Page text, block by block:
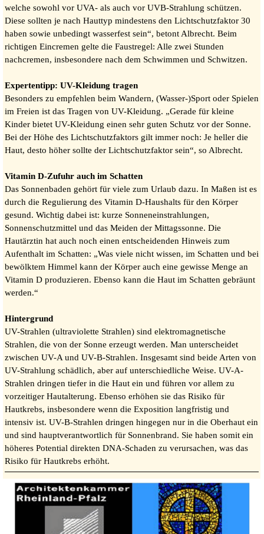
welche sowohl vor UVA- als auch vor UVB-Strahlung schützen.
Diese sollten je nach Hauttyp mindestens den Lichtschutzfaktor 30
haben sowie unbedingt wasserfest sein“, betont Albrecht. Beim
richtigen Eincremen gelte die Faustregel: Alle zwei Stunden
nachcremen, insbesondere nach dem Schwimmen und Schwitzen.
Expertentipp: UV-Kleidung tragen
Besonders zu empfehlen beim Wandern, (Wasser-)Sport oder Spielen
im Freien ist das Tragen von UV-Kleidung. „Gerade für kleine
Kinder bietet UV-Kleidung einen sehr guten Schutz vor der Sonne.
Bei der Höhe des Lichtschutzfaktors gilt immer noch: Je heller die
Haut, desto höher sollte der Lichtschutzfaktor sein“, so Albrecht.
Vitamin D-Zufuhr auch im Schatten
Das Sonnenbaden gehört für viele zum Urlaub dazu. In Maßen ist es
durch die Regulierung des Vitamin D-Haushalts für den Körper
gesund. Wichtig dabei ist: kurze Sonneneinstrahlungen,
Sonnenschutzmittel und das Meiden der Mittagssonne. Die
Hautärztin hat auch noch einen entscheidenden Hinweis zum
Aufenthalt im Schatten: „Was viele nicht wissen, im Schatten und bei
bewölktem Himmel kann der Körper auch eine gewisse Menge an
Vitamin D produzieren. Ebenso kann die Haut im Schatten gebräunt
werden.“
Hintergrund
UV-Strahlen (ultraviolette Strahlen) sind elektromagnetische
Strahlen, die von der Sonne erzeugt werden. Man unterscheidet
zwischen UV-A und UV-B-Strahlen. Insgesamt sind beide Arten von
UV-Strahlung schädlich, aber auf unterschiedliche Weise. UV-A-
Strahlen dringen tiefer in die Haut ein und führen vor allem zu
vorzeitiger Hautalterung. Ebenso erhöhen sie das Risiko für
Hautkrebs, insbesondere wenn die Exposition langfristig und
intensiv ist. UV-B-Strahlen dringen hingegen nur in die Oberhaut ein
und sind hauptverantwortlich für Sonnenbrand. Sie haben somit ein
höheres Potential direkten DNA-Schaden zu verursachen, was das
Risiko für Hautkrebs erhöht.